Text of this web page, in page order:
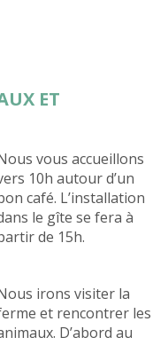
ET
vous accueillons
10h autour d’un
café. L’installation
le gîte se fera à
de 15h.
irons visiter la
et rencontrer les
D’abord au